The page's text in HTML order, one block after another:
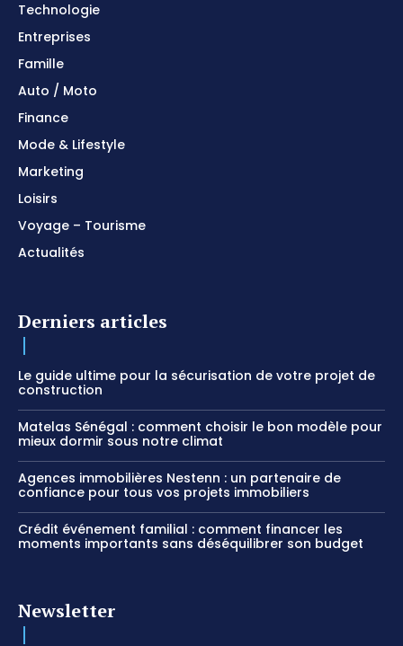
Technologie
Entreprises
Famille
Auto / Moto
Finance
Mode & Lifestyle
Marketing
Loisirs
Voyage – Tourisme
Actualités
Derniers articles
Le guide ultime pour la sécurisation de votre projet de
construction
Matelas Sénégal : comment choisir le bon modèle pour
mieux dormir sous notre climat
Agences immobilières Nestenn : un partenaire de
confiance pour tous vos projets immobiliers
Crédit événement familial : comment financer les
moments importants sans déséquilibrer son budget
Newsletter